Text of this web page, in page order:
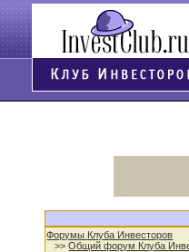
Форумы Клуба Инвесторов
>>Общий форум Клуба